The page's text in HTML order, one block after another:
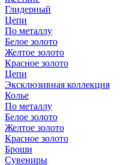
Глидерный
Цепи
По металлу
Белое золото
Желтое золото
Красное золото
Цепи
Эксклюзивная коллекция
Колье
По металлу
Белое золото
Желтое золото
Красное золото
Броши
Сувениры